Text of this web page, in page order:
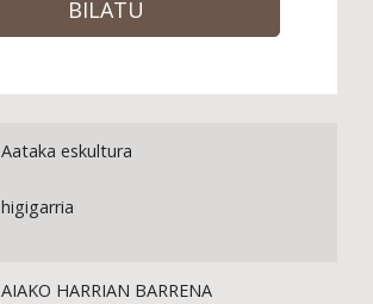
BILATU
Aataka eskultura
higigarria
AIAKO HARRIAN BARRENA